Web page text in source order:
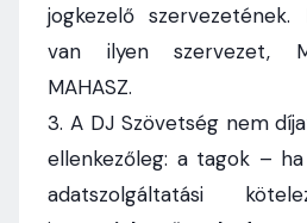
jogkezelő szervezetének.
van ilyen szervezet,
MAHASZ.
3. A DJ Szövetség nem
ellenkezőleg: a tagok –
adatszolgáltatási